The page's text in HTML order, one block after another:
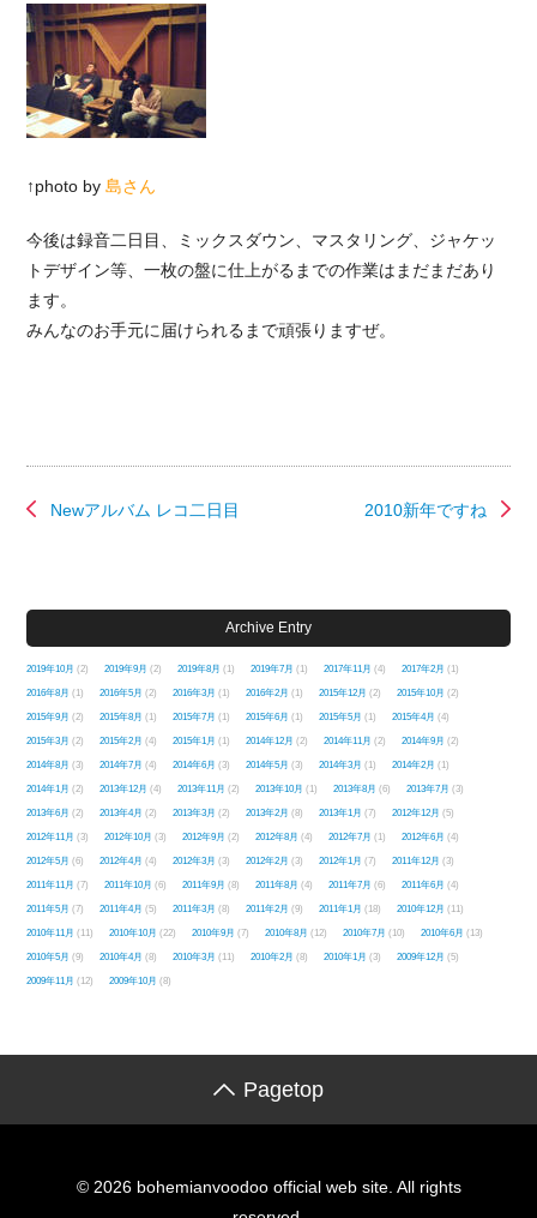
↑photo by島さん
今後は録音二日目、ミックスダウン、マスタリング、ジャケッ
トデザイン等、一枚の盤に仕上がるまでの作業はまだまだあり
ます。
みんなのお手元に届けられるまで頑張りますぜ。
2010新年ですね
Newアルバム レコ二日目
Archive Entry
2019年10月 (2) 2019年9月 (2) 2019年8月 (1) 2019年7月 (1) 2017年11月 (4) 2017年2月 (1)
2016年8月 (1) 2016年5月 (2) 2016年3月 (1) 2016年2月 (1) 2015年12月 (2) 2015年10月 (2)
2015年9月 (2) 2015年8月 (1) 2015年7月 (1) 2015年6月 (1) 2015年5月 (1) 2015年4月 (4)
2015年3月 (2) 2015年2月 (4) 2015年1月 (1) 2014年12月 (2) 2014年11月 (2) 2014年9月 (2)
2014年8月 (3) 2014年7月 (4) 2014年6月 (3) 2014年5月 (3) 2014年3月 (1) 2014年2月 (1)
2014年1月 (2) 2013年12月 (4) 2013年11月 (2) 2013年10月 (1) 2013年8月 (6) 2013年7月 (3)
2013年6月 (2) 2013年4月 (2) 2013年3月 (2) 2013年2月 (8) 2013年1月 (7) 2012年12月 (5)
2012年11月 (3) 2012年10月 (3) 2012年9月 (2) 2012年8月 (4) 2012年7月 (1) 2012年6月 (4)
2012年5月 (6) 2012年4月 (4) 2012年3月 (3) 2012年2月 (3) 2012年1月 (7) 2011年12月 (3)
2011年11月 (7) 2011年10月 (6) 2011年9月 (8) 2011年8月 (4) 2011年7月 (6) 2011年6月 (4)
2011年5月 (7) 2011年4月 (5) 2011年3月 (8) 2011年2月 (9) 2011年1月 (18) 2010年12月 (11)
2010年11月 (11) 2010年10月 (22) 2010年9月 (7) 2010年8月 (12) 2010年7月 (10) 2010年6月 (13)
2010年5月 (9) 2010年4月 (8) 2010年3月 (11) 2010年2月 (8) 2010年1月 (3) 2009年12月 (5)
2009年11月 (12) 2009年10月 (8)
Pagetop
© 2026 bohemianvoodoo official web site. All rights